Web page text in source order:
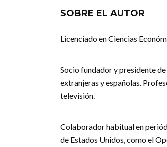
SOBRE EL AUTOR
Licenciado en Ciencias
Socio fundador y presidente
extranjeras y españolas.
televisión.
Colaborador habitual en
de Estados Unidos, como el